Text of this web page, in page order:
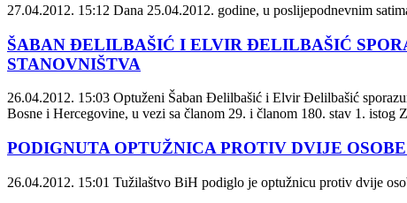
27.04.2012. 15:12 Dana 25.04.2012. godine, u poslijepodnevnim
ŠABAN ĐELILBAŠIĆ I ELVIR ĐELILBAŠIĆ
STANOVNIŠTVA
26.04.2012. 15:03 Optuženi Šaban Đelilbašić i Elvir Đelilbašić
Bosne i Hercegovine, u vezi sa članom 29. i članom 180. stav 1. istog
PODIGNUTA OPTUŽNICA PROTIV DVIJE
26.04.2012. 15:01 Tužilaštvo BiH podiglo je optužnicu protiv dvije